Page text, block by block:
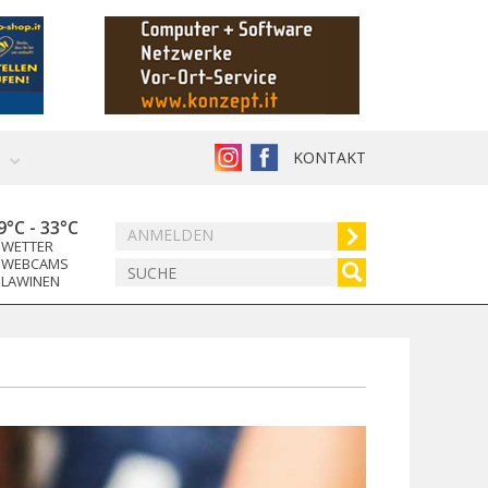
KONTAKT
ANMELDEN
- 33°C
WETTER
WEBCAMS
LAWINEN